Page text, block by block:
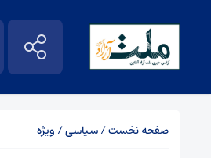
صفحه نخست/سیاسی/ ویژه